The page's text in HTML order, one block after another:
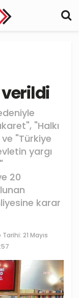
"Halkı
"Türkiye
yargı
20
karar
21 Mayıs